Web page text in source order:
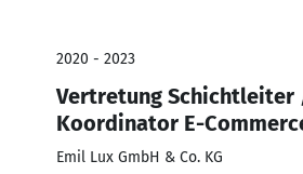
2020 - 2023
Vertretung Schichtleiter
Koordinator E-
Emil Lux GmbH & Co. KG